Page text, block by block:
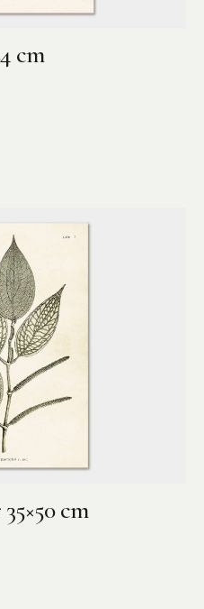
cm
cm